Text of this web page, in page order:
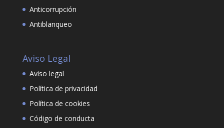
Anticorrupción
Antiblanqueo
Aviso Legal
Aviso legal
Política de privacidad
Política de cookies
Código de conducta